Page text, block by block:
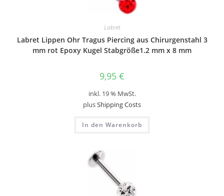
Labret
Labret Lippen Ohr Tragus Piercing aus Chirurgenstahl 3
mm rot Epoxy Kugel Stabgröße1.2 mm x 8 mm
9,95 €
inkl. 19 % MwSt.
plusShipping Costs
In den Warenkorb